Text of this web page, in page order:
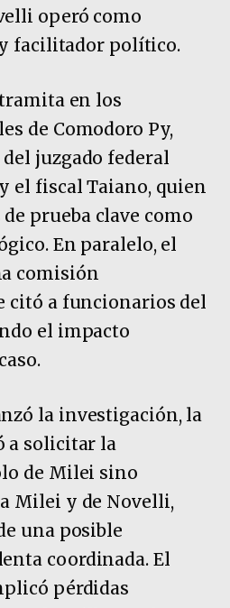
operó como
facilitador político.
en los
de Comodoro Py,
juzgado federal
el fiscal Taiano, quien
prueba clave como
En paralelo, el
comisión
citó a funcionarios del
el impacto
la investigación, la
a solicitar la
de Milei sino
Milei y de Novelli,
una posible
coordinada. El
pérdidas